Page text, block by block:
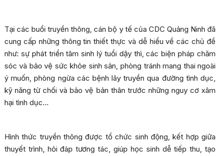
Tại các buổi truyền thông, cán bộ y tế của CDC Quảng Ninh đã
cung cấp những thông tin thiết thực và dễ hiểu về các chủ đề
như: sự phát triển tâm sinh lý tuổi dậy thì, các biện pháp chăm
sóc và bảo vệ sức khỏe sinh sản, phòng tránh mang thai ngoài
ý muốn, phòng ngừa các bệnh lây truyền qua đường tình dục,
kỹ năng từ chối và bảo vệ bản thân trước những nguy cơ xâm
hại tình dục…
Hình thức truyền thông được tổ chức sinh động, kết hợp giữa
thuyết trình, hỏi đáp tương tác, giúp học sinh dễ tiếp thu, tạo